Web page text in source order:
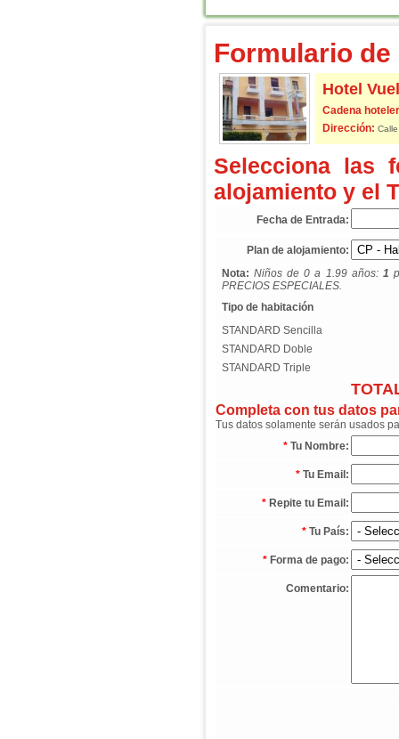
Formulario
Hotel
Cadena
Dirección:
Selecciona las
alojamiento y el
Fecha de Entrada:
Plan de alojamiento:
Nota: Niños de 0 a 1.99 años: 1
PRECIOS ESPECIALES.
Tipo de habitación
STANDARD Sencilla
STANDARD Doble
STANDARD Triple
Completa con tus datos
Tus datos solamente serán usados
* Tu Nombre:
* Tu Email:
* Repite tu Email:
* Tu País:
* Forma de pago:
Comentario: